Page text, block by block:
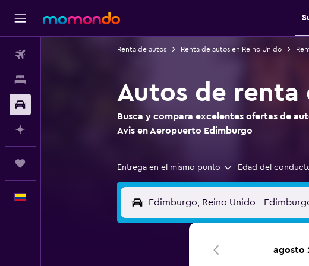
Renta de autos Renta de autos en Reino Unido
Autos de renta
Busca y compara excelentes ofertas de
Avis en Aeropuerto Edimburgo
Entrega en el mismo punto Edad del
agosto